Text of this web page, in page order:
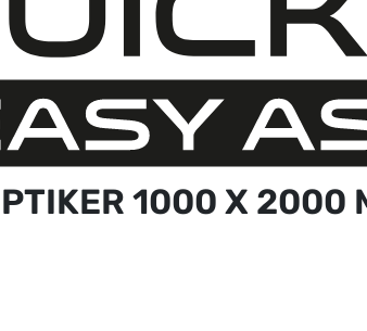
1000 X 2000